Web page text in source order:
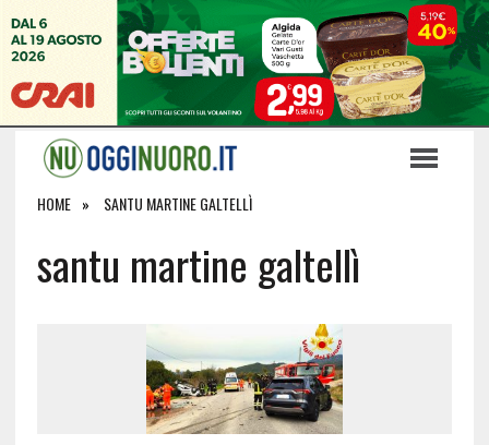
HOME SANTU MARTINE GALTELLÌ
santu martine galtellì